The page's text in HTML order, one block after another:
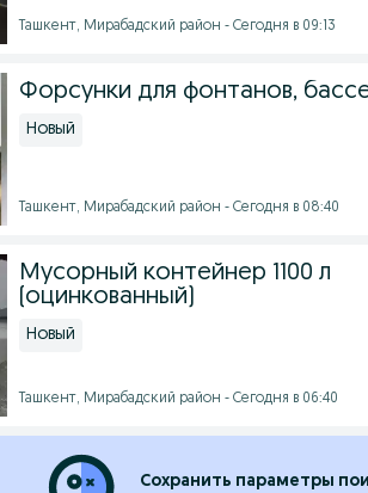
Ташкент, Мирабадский район - Сегодня в 09:13
Форсунки для фонтанов,
Новый
Ташкент, Мирабадский район - Сегодня в 08:40
Мусорный контейнер 1100 л
(оцинкованный)
Новый
Ташкент, Мирабадский район - Сегодня в 06:40
Сохранить параметры